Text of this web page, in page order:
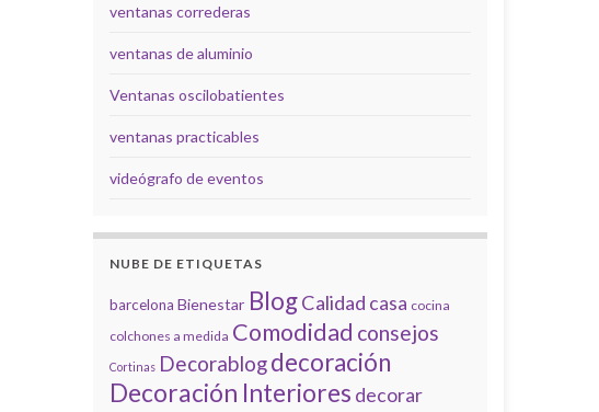
ventanas correderas
ventanas de aluminio
Ventanas oscilobatientes
ventanas practicables
videógrafo de eventos
NUBE DE ETIQUETAS
barcelona Bienestar BlogCalidad casa cocina
colchones a medida Comodidad consejos
Cortinas Decorablogdecoración
Decoración Interiores decorar